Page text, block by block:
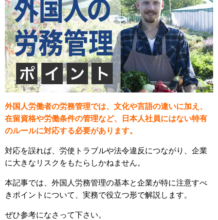
外国人労働者の労務管理では、文化や言語の違いに加え、
在留資格や労働条件の管理など、日本人社員にはない特有
のルールに対応する必要があります。
対応を誤れば、労使トラブルや法令違反につながり、企業
に大きなリスクをもたらしかねません。
本記事では、外国人労務管理の基本と企業が特に注意すべ
きポイントについて、実務で役立つ形で解説します。
ぜひ参考になさって下さい。